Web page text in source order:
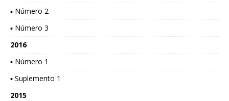
▪ Número 2
▪ Número 3
2016
▪ Número 1
▪ Suplemento 1
2015